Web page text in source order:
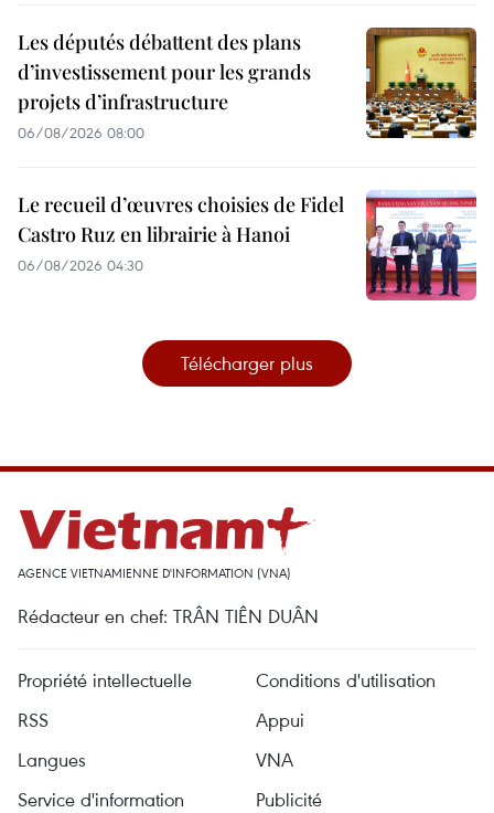
Les députés débattent des plans
d’investissement pour les grands
projets d’infrastructure
06/08/2026 08:00
Le recueil d’œuvres choisies de Fidel
Castro Ruz en librairie à Hanoi
06/08/2026 04:30
Télécharger plus
AGENCE VIETNAMIENNE D'INFORMATION (VNA)
Rédacteur en chef: TRÂN TIÊN DUÂN
Propriété intellectuelle
Conditions d'utilisation
RSS
Appui
Langues
VNA
Service d'information
Publicité